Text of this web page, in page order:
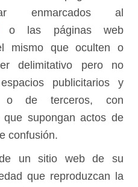
enmarcados al
o las páginas web
mismo que oculten o
delimitativo pero no
publicitarios y
o de terceros, con
supongan actos de
confusión.
un sitio web de su
que reproduzcan la